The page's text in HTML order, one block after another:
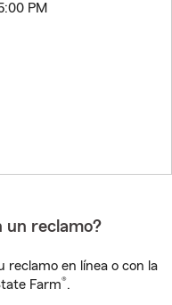
PM
un reclamo?
reclamo en línea o con la
Farm®.